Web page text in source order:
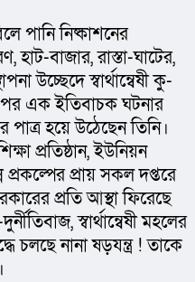
পানি নিষ্কাশনের
হাট-বাজার, রাস্তা-ঘাটের,
উচ্ছেদে স্বার্থান্বেষী কু-
এক ইতিবাচক ঘটনার
পাত্র হয়ে উঠেছেন তিনি।
প্রতিষ্ঠান, ইউনিয়ন
প্রায় সকল দপ্তরে
প্রতি আস্থা ফিরেছে
স্বার্থান্বেষী মহলের
চলছে নানা ষড়যন্ত্র ! তাকে